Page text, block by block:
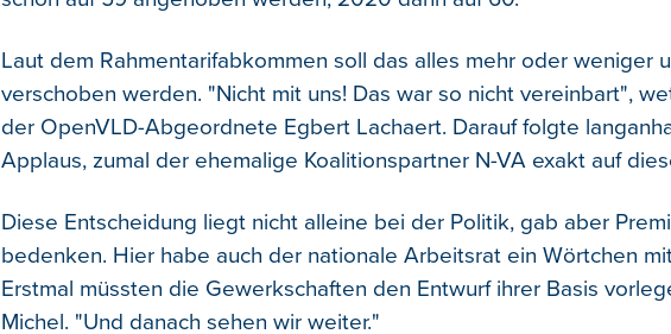
Laut dem Rahmentarifabkommen soll das alles mehr oder weniger
verschoben werden. "Nicht mit uns! Das war so nicht vereinbart",
der OpenVLD-Abgeordnete Egbert Lachaert. Darauf folgte
Applaus, zumal der ehemalige Koalitionspartner N-VA exakt auf
Diese Entscheidung liegt nicht alleine bei der Politik, gab aber
bedenken. Hier habe auch der nationale Arbeitsrat ein Wörtchen
Erstmal müssten die Gewerkschaften den Entwurf ihrer Basis
Michel. "Und danach sehen wir weiter."